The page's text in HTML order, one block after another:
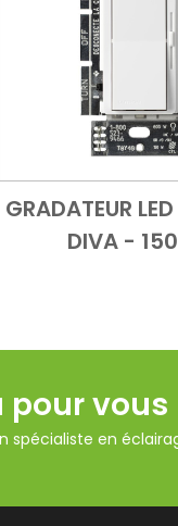
Add to
GRADATEUR
DIVA -
pour vous
en